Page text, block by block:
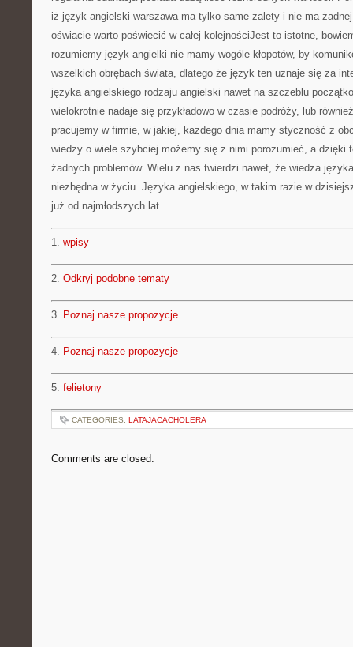
iż język angielski warszawa ma tylko same zalety i nie ma
oświacie warto poświecić w całej kolejnościJest to istotne,
rozumiemy język angielki nie mamy wogóle kłopotów, by
wszelkich obrębach świata, dlatego że język ten uznaje się za
języka angielskiego rodzaju angielski nawet na szczeblu
wielokrotnie nadaje się przykładowo w czasie podróży, lub
pracujemy w firmie, w jakiej, kazdego dnia mamy styczność z
wiedzy o wiele szybciej możemy się z nimi porozumieć, a dzięki
żadnych problemów. Wielu z nas twierdzi nawet, że wiedza
niezbędna w życiu. Języka angielskiego, w takim razie w
już od najmłodszych lat.
1. wpisy
2. Odkryj podobne tematy
3. Poznaj nasze propozycje
4. Poznaj nasze propozycje
5. felietony
CATEGORIES: LATAJACACHOLERA
Comments are closed.